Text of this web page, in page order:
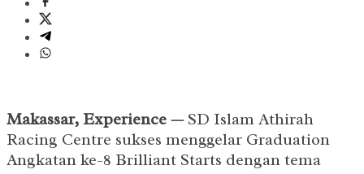
Makassar, Experience —SD Islam Athirah
Racing Centre sukses menggelar Graduation
Angkatan ke-8 Brilliant Starts dengan tema